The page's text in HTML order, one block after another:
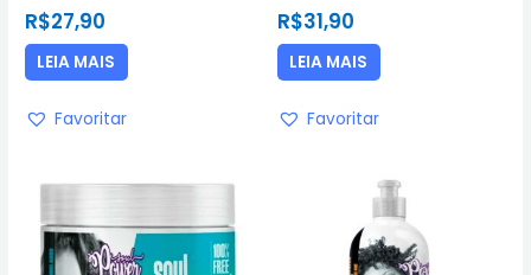
0
5
R$27,90
LEIA MAIS
Favoritar
0
5
R$31,90
LEIA MAIS
Favoritar